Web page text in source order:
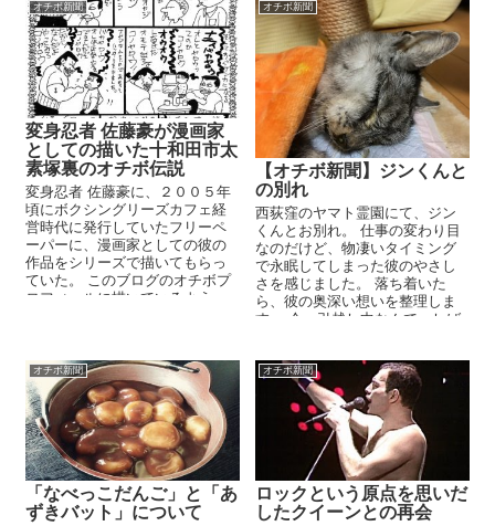
オチボ新聞
変身忍者 佐藤豪が漫画家
としての描いた十和田市太
素塚裏のオチボ伝説
変身忍者 佐藤豪に、２００５年
頃にボクシングリーズカフェ経
営時代に発行していたフリーペ
ーパーに、漫画家としての彼の
作品をシリーズで描いてもらっ
ていた。 このブログのオチボプ
ロフィールに描いているよう
オチボ新聞
【オチボ新聞】ジンくんと
の別れ
西荻窪のヤマト霊園にて、ジン
くんとお別れ。 仕事の変わり目
なのだけど、物凄いタイミング
で永眠してしまった彼のやさし
さを感じました。 落ち着いた
ら、彼の奥深い想いを整理しま
す。 今、引越し中なんで、しば
オチボ新聞
「なべっこだんご」と「あ
ずきバット」について
オチボ新聞
ロックという原点を思いだ
したクイーンとの再会